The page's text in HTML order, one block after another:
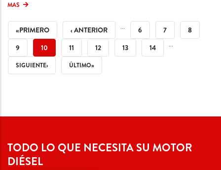
MAS
PAGINACIÓN
PRIMERA
PÁGINA
«PRIMERO
PÁGINA
ANTERIOR
‹ ANTERIOR … PÁGINA
6 PÁGINA
7 PÁGINA
8
PÁGINA
9
PÁGINA
ACTUAL
10 PÁGINA
11 PÁGINA
12 PÁGINA
13 PÁGINA
14 …
SIGUIENTE
PÁGINA
SIGUIENTE›
ÚLTIMA
PÁGINA
ÚLTIMO»
TODO LO QUE NECESITA SU MOTOR
DIÉSEL